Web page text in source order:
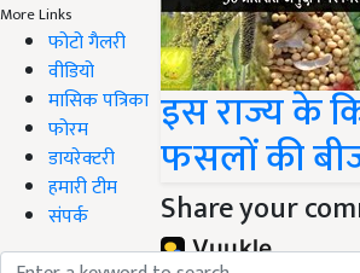
More Links
फोटो गैलरी
वीडियो
मासिक पत्रिका
फोरम
डायरेक्टरी
हमारी टीम
संपर्क
इस राज्य के
फसलों की
Share your